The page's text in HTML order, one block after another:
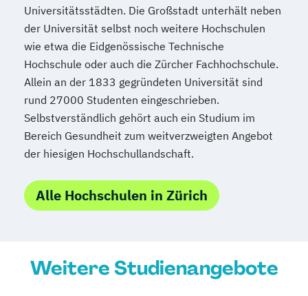
Universitätsstädten. Die Großstadt unterhält neben
der Universität selbst noch weitere Hochschulen
wie etwa die Eidgenössische Technische
Hochschule oder auch die Zürcher Fachhochschule.
Allein an der 1833 gegründeten Universität sind
rund 27000 Studenten eingeschrieben.
Selbstverständlich gehört auch ein Studium im
Bereich Gesundheit zum weitverzweigten Angebot
der hiesigen Hochschullandschaft.
Alle Hochschulen in Zürich
Weitere Studienangebote